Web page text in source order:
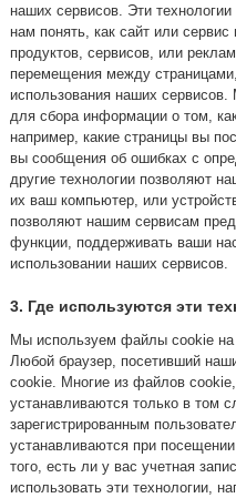
наших сервисов. Эти
нам понять, как сайт или
продуктов, сервисов, или
перемещения между
использования наших
для сбора информации о том,
например, какие страницы вы
вы сообщения об ошибках с
другие технологии позволяют
их ваш компьютер, или
позволяют нашим сервисам
функции, поддерживать ваши
использовании наших сервисов.
3. Где используются эти
Мы используем файлы cookie на
Любой браузер, посетивший
cookie. Многие из файлов
устанавливаются только в том
зарегистрированным
устанавливаются при
того, есть ли у вас учетная
использовать эти технологии,